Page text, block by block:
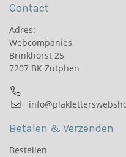
Contact
Adres:
Webcompanies
Brinkhorst 25
7207 BK Zutphen
Betalen & Verzenden
Bestellen